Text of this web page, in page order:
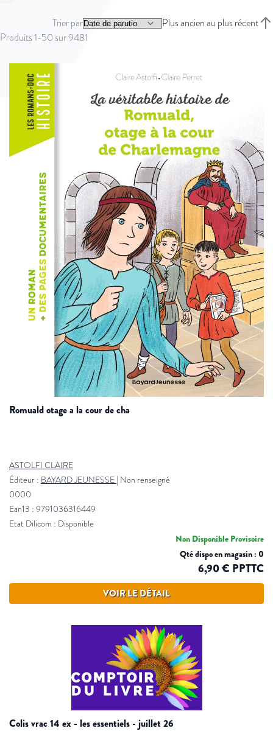
Produits1-50 sur9481
Trier par
Plus ancien au plus récent
romuald otage a la cour de cha
ASTOLFI CLAIRE
Éditeur : BAYARD JEUNESSE | Non renseigné
0000
Ean13 : 9791036316449
Etat Dilicom : Disponible
Non Disponible Provisoire
Qté dispo en magasin : 0
6,90 € PPTTC
VOIR LE DÉTAIL
colis vrac 14 ex - les essentiels - juillet 26